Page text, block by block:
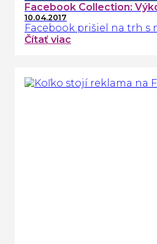
Facebook Collection:
10.04.2017
Facebook prišiel na trh s
Čítať viac